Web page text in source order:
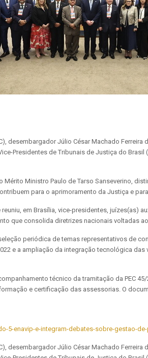
desembargador Júlio César Machado
Presidentes de Tribunais de Justiça do
Ministro Paulo de Tarso Sanseverino,
para o aprimoramento da Justiça e
em Brasília, vice-presidentes,
que consolida diretrizes nacionais voltadas
periódica de temas representativos de
e a ampliação da integração tecnológica
técnico da tramitação da PEC
e certificação das assessorias. O
enavip-e-integram-debates-sobre-gestao-
desembargador Júlio César Machado